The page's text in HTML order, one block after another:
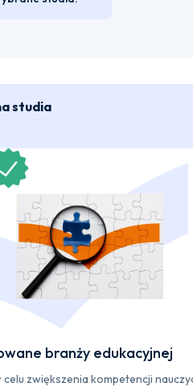
studia
branży edukacyjnej
celu zwiększenia kompetencji